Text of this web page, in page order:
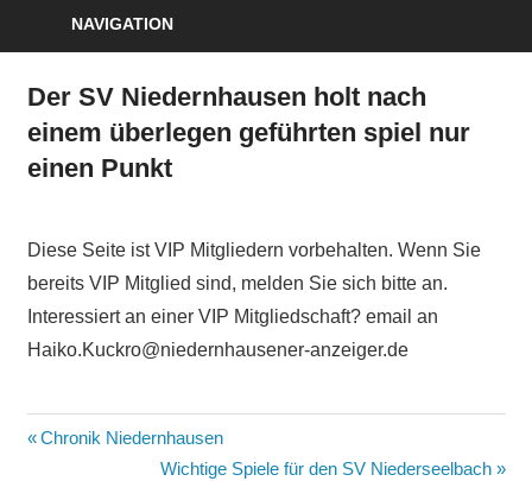
NAVIGATION
Der SV Niedernhausen holt nach
einem überlegen geführten spiel nur
einen Punkt
Diese Seite ist VIP Mitgliedern vorbehalten. Wenn Sie
bereits VIP Mitglied sind, melden Sie sich bitte an.
Interessiert an einer VIP Mitgliedschaft? email an
Haiko.Kuckro@niedernhausener-anzeiger.de
Beitragsnavigation
Vorheriger
Chronik Niedernhausen
Nächster
Wichtige Spiele für den SV Niederseelbach